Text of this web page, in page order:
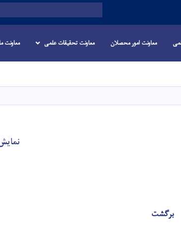
content
معاونت امور محصلان معاونت تحقیقات علمی معاونت
برگشت